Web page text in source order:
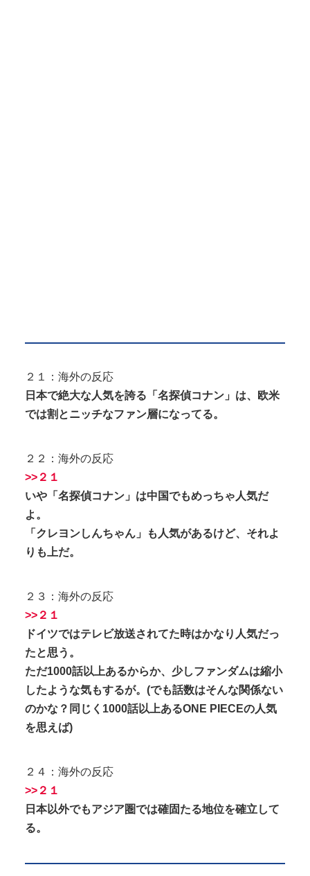
２１：海外の反応
日本で絶大な人気を誇る「名探偵コナン」は、欧米
では割とニッチなファン層になってる。
２２：海外の反応
>>２１
いや「名探偵コナン」は中国でもめっちゃ人気だ
よ。
「クレヨンしんちゃん」も人気があるけど、それよ
りも上だ。
２３：海外の反応
>>２１
ドイツではテレビ放送されてた時はかなり人気だっ
たと思う。
ただ1000話以上あるからか、少しファンダムは縮小
したような気もするが。(でも話数はそんな関係ない
のかな？同じく1000話以上あるONE PIECEの人気
を思えば)
２４：海外の反応
>>２１
日本以外でもアジア圏では確固たる地位を確立して
る。